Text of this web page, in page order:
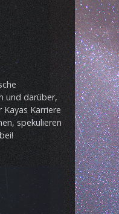
und darüber,
Karriere
spekulieren